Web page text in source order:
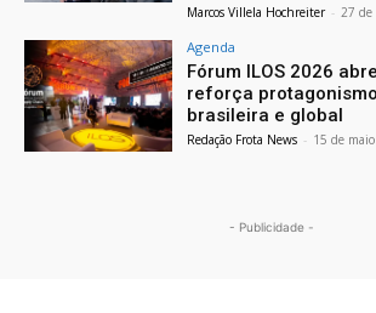
Marcos Villela Hochreiter - 27 de
Agenda
Fórum ILOS 2026
reforça
brasileira e global
Redação Frota News - 15 de
- Publicidade -